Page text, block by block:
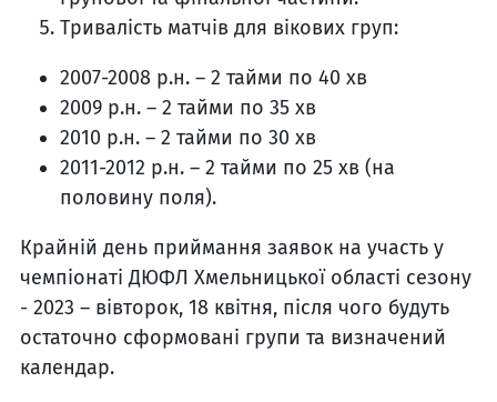
Тривалість матчів для вікових груп:
2007-2008 р.н. – 2 тайми по 40 хв
2009 р.н. – 2 тайми по 35 хв
2010 р.н. – 2 тайми по 30 хв
2011-2012 р.н. – 2 тайми по 25 хв (на
половину поля).
Крайній день приймання заявок на участь у
чемпіонаті ДЮФЛ Хмельницької області сезону
- 2023 – вівторок, 18 квітня, після чого будуть
остаточно сформовані групи та визначений
календар.